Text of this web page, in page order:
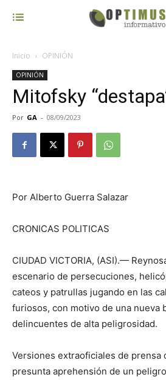
Inicio OPINIÓN
OPINIÓN
Mitofsky
Por GA - 08/09/2023
Por Alberto Guerra Salazar
CRONICAS POLITICAS
CIUDAD VICTORIA, (ASI).—
escenario de persecuciones,
cateos y patrullas jugando en las
furiosos, con motivo de una nueva
delincuentes de alta peligrosidad.
Versiones extraoficiales de prensa
presunta aprehensión de un